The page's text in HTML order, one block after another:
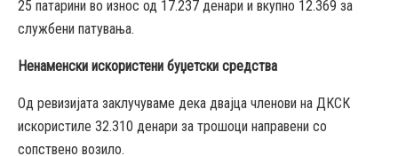
25 патарини во износ од 17.237 денари и вкупно 12.369 за
службени патувања.
Ненаменски искористени буџетски средства
Од ревизијата заклучуваме дека двајца членови на ДКСК
искористиле 32.310 денари за трошоци направени со
сопствено возило.